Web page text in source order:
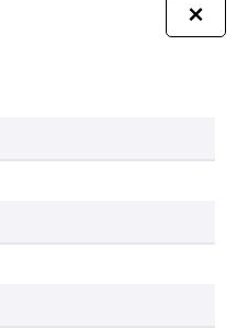
a trouvé
DE CONCERT
×